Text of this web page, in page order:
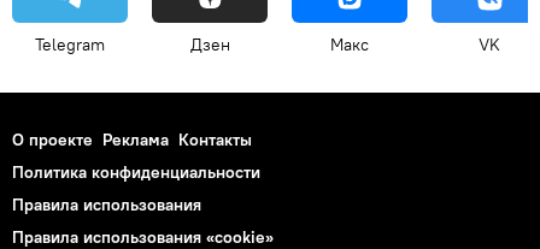
Telegram Дзен Макс VK
О проекте Реклама Контакты
Политика конфиденциальности
Правила использования
Правила использования «cookie»